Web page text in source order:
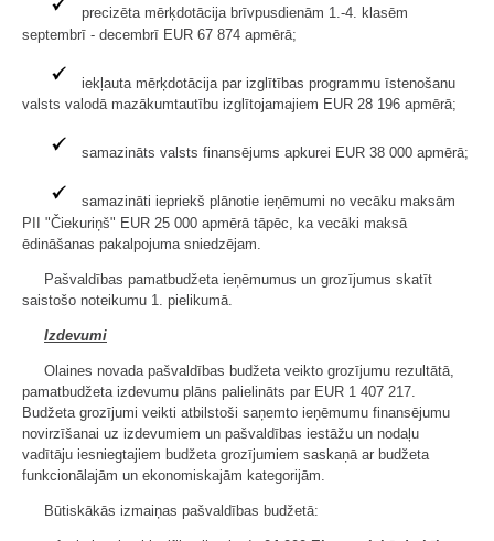
precizēta mērķdotācija brīvpusdienām 1.-4. klasēm
septembrī - decembrī EUR 67 874 apmērā;
iekļauta mērķdotācija par izglītības programmu īstenošanu
valsts valodā mazākumtautību izglītojamajiem EUR 28 196 apmērā;
samazināts valsts finansējums apkurei EUR 38 000 apmērā;
samazināti iepriekš plānotie ieņēmumi no vecāku maksām
PII "Čiekuriņš" EUR 25 000 apmērā tāpēc, ka vecāki maksā
ēdināšanas pakalpojuma sniedzējam.
Pašvaldības pamatbudžeta ieņēmumus un grozījumus skatīt
saistošo noteikumu 1. pielikumā.
Izdevumi
Olaines novada pašvaldības budžeta veikto grozījumu rezultātā,
pamatbudžeta izdevumu plāns palielināts par EUR 1 407 217.
Budžeta grozījumi veikti atbilstoši saņemto ieņēmumu finansējumu
novirzīšanai uz izdevumiem un pašvaldības iestāžu un nodaļu
vadītāju iesniegtajiem budžeta grozījumiem saskaņā ar budžeta
funkcionālajām un ekonomiskajām kategorijām.
Būtiskākās izmaiņas pašvaldības budžetā: